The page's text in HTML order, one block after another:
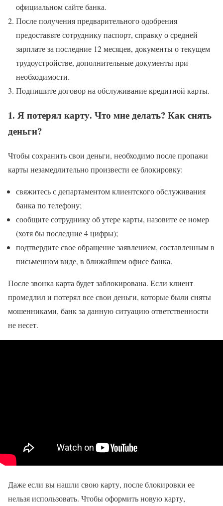
официальном сайте банка.
После получения предварительного одобрения
предоставьте сотруднику паспорт, справку о средней
зарплате за последние 12 месяцев, документы о текущем
трудоустройстве, дополнительные документы при
необходимости.
Подпишите договор на обслуживание кредитной карты.
1. Я потерял карту. Что мне делать? Как снять
деньги?
Чтобы сохранить свои деньги, необходимо после пропажи
карты незамедлительно произвести ее блокировку:
свяжитесь с департаментом клиентского обслуживания
банка по телефону;
сообщите сотруднику об утере карты, назовите ее номер
(хотя бы последние 4 цифры);
подтвердите свое обращение заявлением, составленным в
письменном виде, в ближайшем офисе банка.
После звонка карта будет заблокирована. Если клиент
промедлил и потерял все свои деньги, которые были сняты
мошенниками, банк за данную ситуацию ответственности
не несет.
Даже если вы нашли свою карту, после блокировки ее
нельзя использовать. Чтобы оформить новую карту,